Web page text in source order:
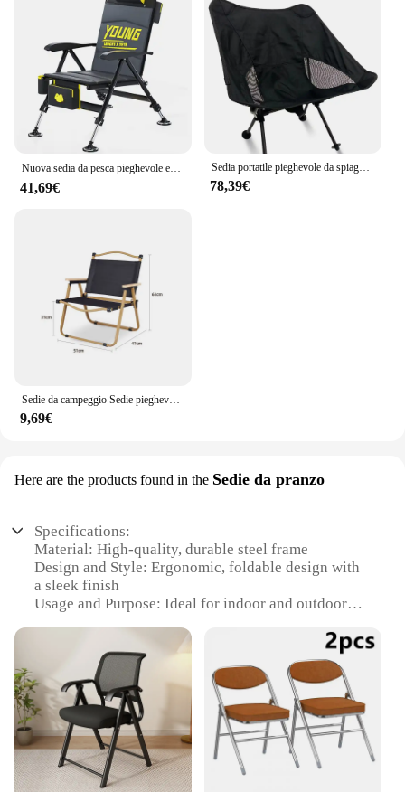
Nuova sedia da pesca pieghevole europea 자 pieghevole 캠핑자 addensato Sedia da campeggio reclinabile 자 к Iyoля рыбалки
41,69€
Sedia portatile pieghevole da spiaggia in fibra di carbonio ultraleggera da esterno
78,39€
Sedie da campeggio Sedie pieghevoli larghe portatili con manico in legno per picnic, prato, parco per il tempo libero, viaggi, escursionismo, pesca
9,69€
Here are the products found in the Sedie da pranzo
Specifications:
Material: High-quality, durable steel frame
Design and Style: Ergonomic, foldable design with
a sleek finish
Usage and Purpose: Ideal for indoor and outdoor
Typical Adaptive Scenario: Suitable for individuals
with limited mobility or those seeking a compact
seating solution
Shape or Size or Weight or Quantity: Compact and
lightweight, folds easily for storage
Performance and Property: Sturdy construction
ensures stability and longevity